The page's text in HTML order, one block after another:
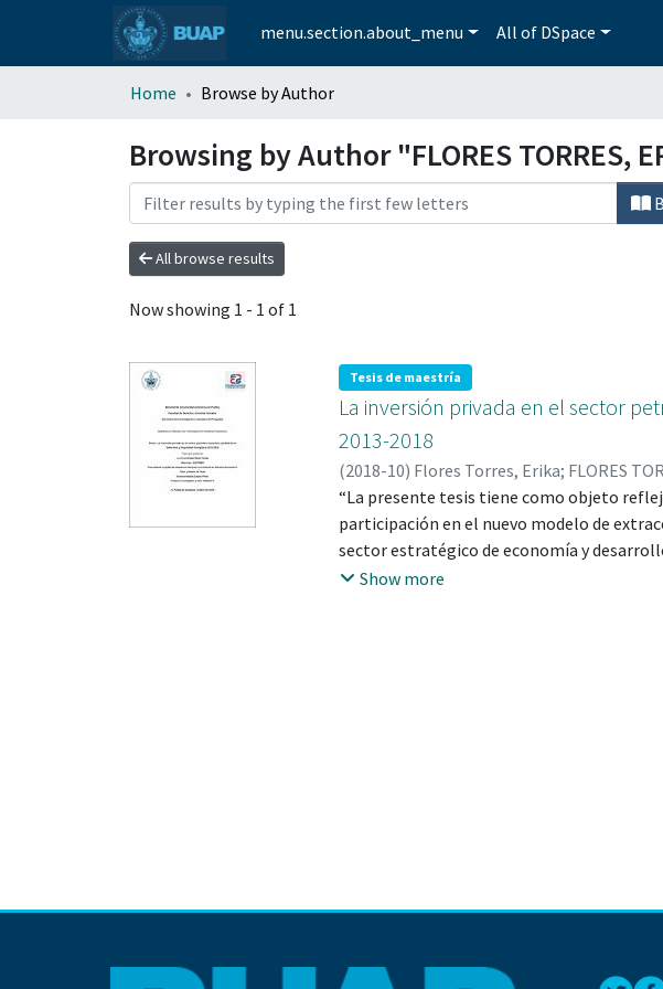
menu.section.about_menu All of DSpace
Home Browse by Author
Browsing by Author "FLORES TORRES,
All browse results
Now showing 1 - 1 of 1
Tesis de maestría
La inversión privada en el sector
2013-2018
(2018-10) Flores Torres, Erika; FLORES
“La presente tesis tiene como objeto
participación en el nuevo modelo de
sector estratégico de economía y
beneficios a empresas trasnacionales
Show more